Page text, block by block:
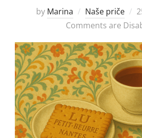
by Marina Naše priče
Comments are